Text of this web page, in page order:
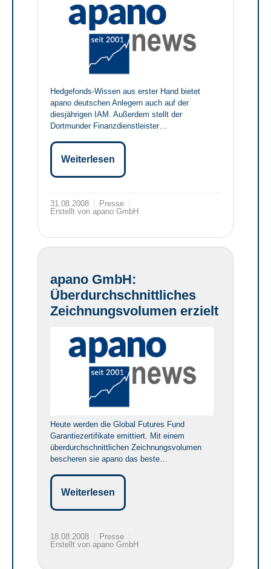
Hedgefonds-Wissen aus erster Hand bietet
apano deutschen Anlegern auch auf der
diesjährigen IAM. Außerdem stellt der
Dortmunder Finanzdienstleister…
Weiterlesen
31.08.2008
Presse
Erstellt von apano GmbH
apano GmbH:
Überdurchschnittliches
Zeichnungsvolumen erzielt
Heute werden die Global Futures Fund
Garantiezertifikate emittiert. Mit einem
überdurchschnittlichen Zeichnungsvolumen
bescheren sie apano das beste…
Weiterlesen
18.08.2008
Presse
Erstellt von apano GmbH